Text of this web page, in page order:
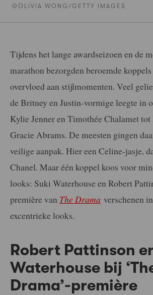
©OLIVIA WONG/GETTY IMAGES
Tijdens het lange awardseizoen en de
marathon bezorgden beroemde koppels
overvloed aan stijlmomenten. Veel
de Britney en Justin-vormige leegte in
Kylie Jenner en Timothée Chalamet tot
Gracie Abrams. De meesten gingen
veilige aanpak. Hier een Celine-jasje,
Chanel. Maar één koppel koos voor
looks: Suki Waterhouse en Robert
première van The Drama verschenen
excentrieke looks.
Robert Pattinson
Waterhouse bij
Drama’-première